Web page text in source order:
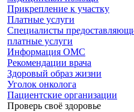
Прикрепление к участку
Платные услуги
Специалисты
платные услуги
Информация ОМС
Рекомендации врача
Здоровый образ жизни
Уголок онколога
Пациентские организации
Проверь своё здоровье